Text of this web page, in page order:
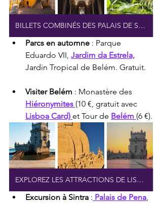
BILLETS COMBINÉS DES PALAIS DE SINTRA
Parcs en automne : Parque
Eduardo VII, Jardim da Estrela,
Jardin Tropical de Belém. Gratuit.
Visiter Belém : Monastère des
Hiéronymites (10 €, gratuit avec
Lisboa Card) et Tour de Belém (6 €).
EXPLOREZ LES ATTRACTIONS DE LISBONNE
Excursion à Sintra : Palais de Pena,